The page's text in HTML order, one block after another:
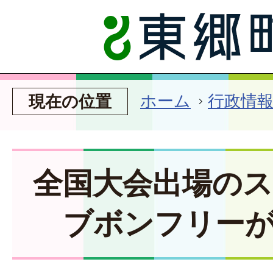
現在の位置 ホーム 行政情報
全国大会出場の
ブボンフリー